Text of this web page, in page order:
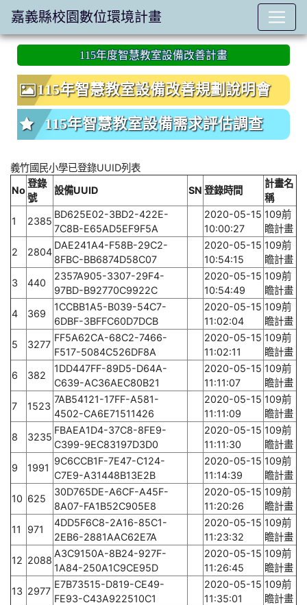
:::
115年度智慧教室設備改善計畫
115年智慧教室設備改善規劃說明會
115年智慧教室設備需求評估調查
義竹國民小學已登錄UUID列表
No
登錄
號
設備UUID SN 登錄時間
計畫名
稱
1
2385
BD625E02-3BD2-422E-
7C8B-E65AD5EF9F5A
2020-05-15
10:00:27
109前
瞻計畫
2
2804
DAE241A4-F58B-29C2-
8FBC-BB6874D58C07
2020-05-15
10:54:15
109前
瞻計畫
3
440
2357A905-3307-29F4-
97BD-B92770C9922C
2020-05-15
10:54:49
109前
瞻計畫
4
369
1CCBB1A5-B039-54C7-
6DBF-3BFFC60D7DCB
2020-05-15
11:02:04
109前
瞻計畫
5
3277
FF5A62CA-68C2-7466-
F517-5084C526DF8A
2020-05-15
11:02:11
109前
瞻計畫
6
382
1DD447FF-89D5-D64A-
C639-AC36AEC80B21
2020-05-15
11:11:07
109前
瞻計畫
7
1523
7AB54121-17FF-A581-
4502-CA6E71511426
2020-05-15
11:11:09
109前
瞻計畫
8
3235
FBAEA1D4-37C8-8FE9-
C399-9EC83197D3D0
2020-05-15
11:11:30
109前
瞻計畫
9
1991
9C6CCB1F-7E47-C124-
C7E9-A31448B13E2B
2020-05-15
11:14:39
109前
瞻計畫
10 625
30D765DE-A6CF-A45F-
8A07-FA1B52C905E8
2020-05-15
11:20:26
109前
瞻計畫
11
971
4DD5F6C8-2A16-85C1-
2EB6-2881AAC62E7A
2020-05-15
11:23:32
109前
瞻計畫
12 2088
A3C9150A-8B24-927F-
1A84-250A1C9CE95D
2020-05-15
11:26:45
109前
瞻計畫
13 2977
E7B73515-D819-CE49-
FE93-C43A922510C1
2020-05-15
11:35:01
109前
瞻計畫
嘉義縣校園數位環境計畫